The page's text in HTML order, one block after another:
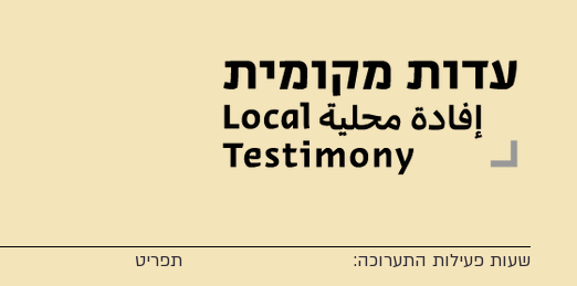
שעות פעילות התערוכה: תפריט